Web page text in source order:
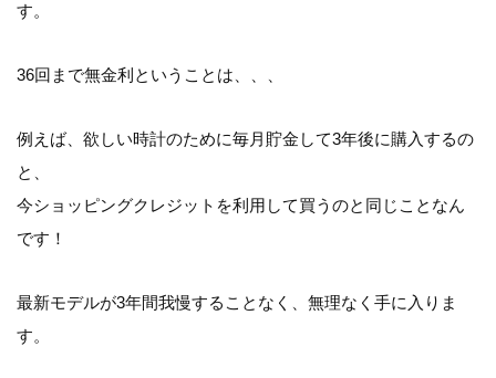
す。
36回まで無金利ということは、、、
例えば、欲しい時計のために毎月貯金して3年後に購入するの
と、
今ショッピングクレジットを利用して買うのと同じことなん
です！
最新モデルが3年間我慢することなく、無理なく手に入りま
す。